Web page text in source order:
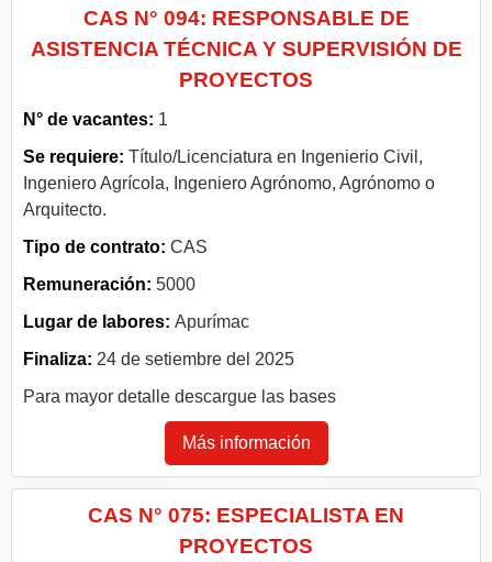
CAS N° 094: RESPONSABLE DE
ASISTENCIA TÉCNICA Y SUPERVISIÓN DE
PROYECTOS
N° de vacantes: 1
Se requiere: Título/Licenciatura en Ingenierio Civil,
Ingeniero Agrícola, Ingeniero Agrónomo, Agrónomo o
Arquitecto.
Tipo de contrato: CAS
Remuneración: 5000
Lugar de labores: Apurímac
Finaliza: 24 de setiembre del 2025
Para mayor detalle descargue las bases
Más información
CAS N° 075: ESPECIALISTA EN
PROYECTOS